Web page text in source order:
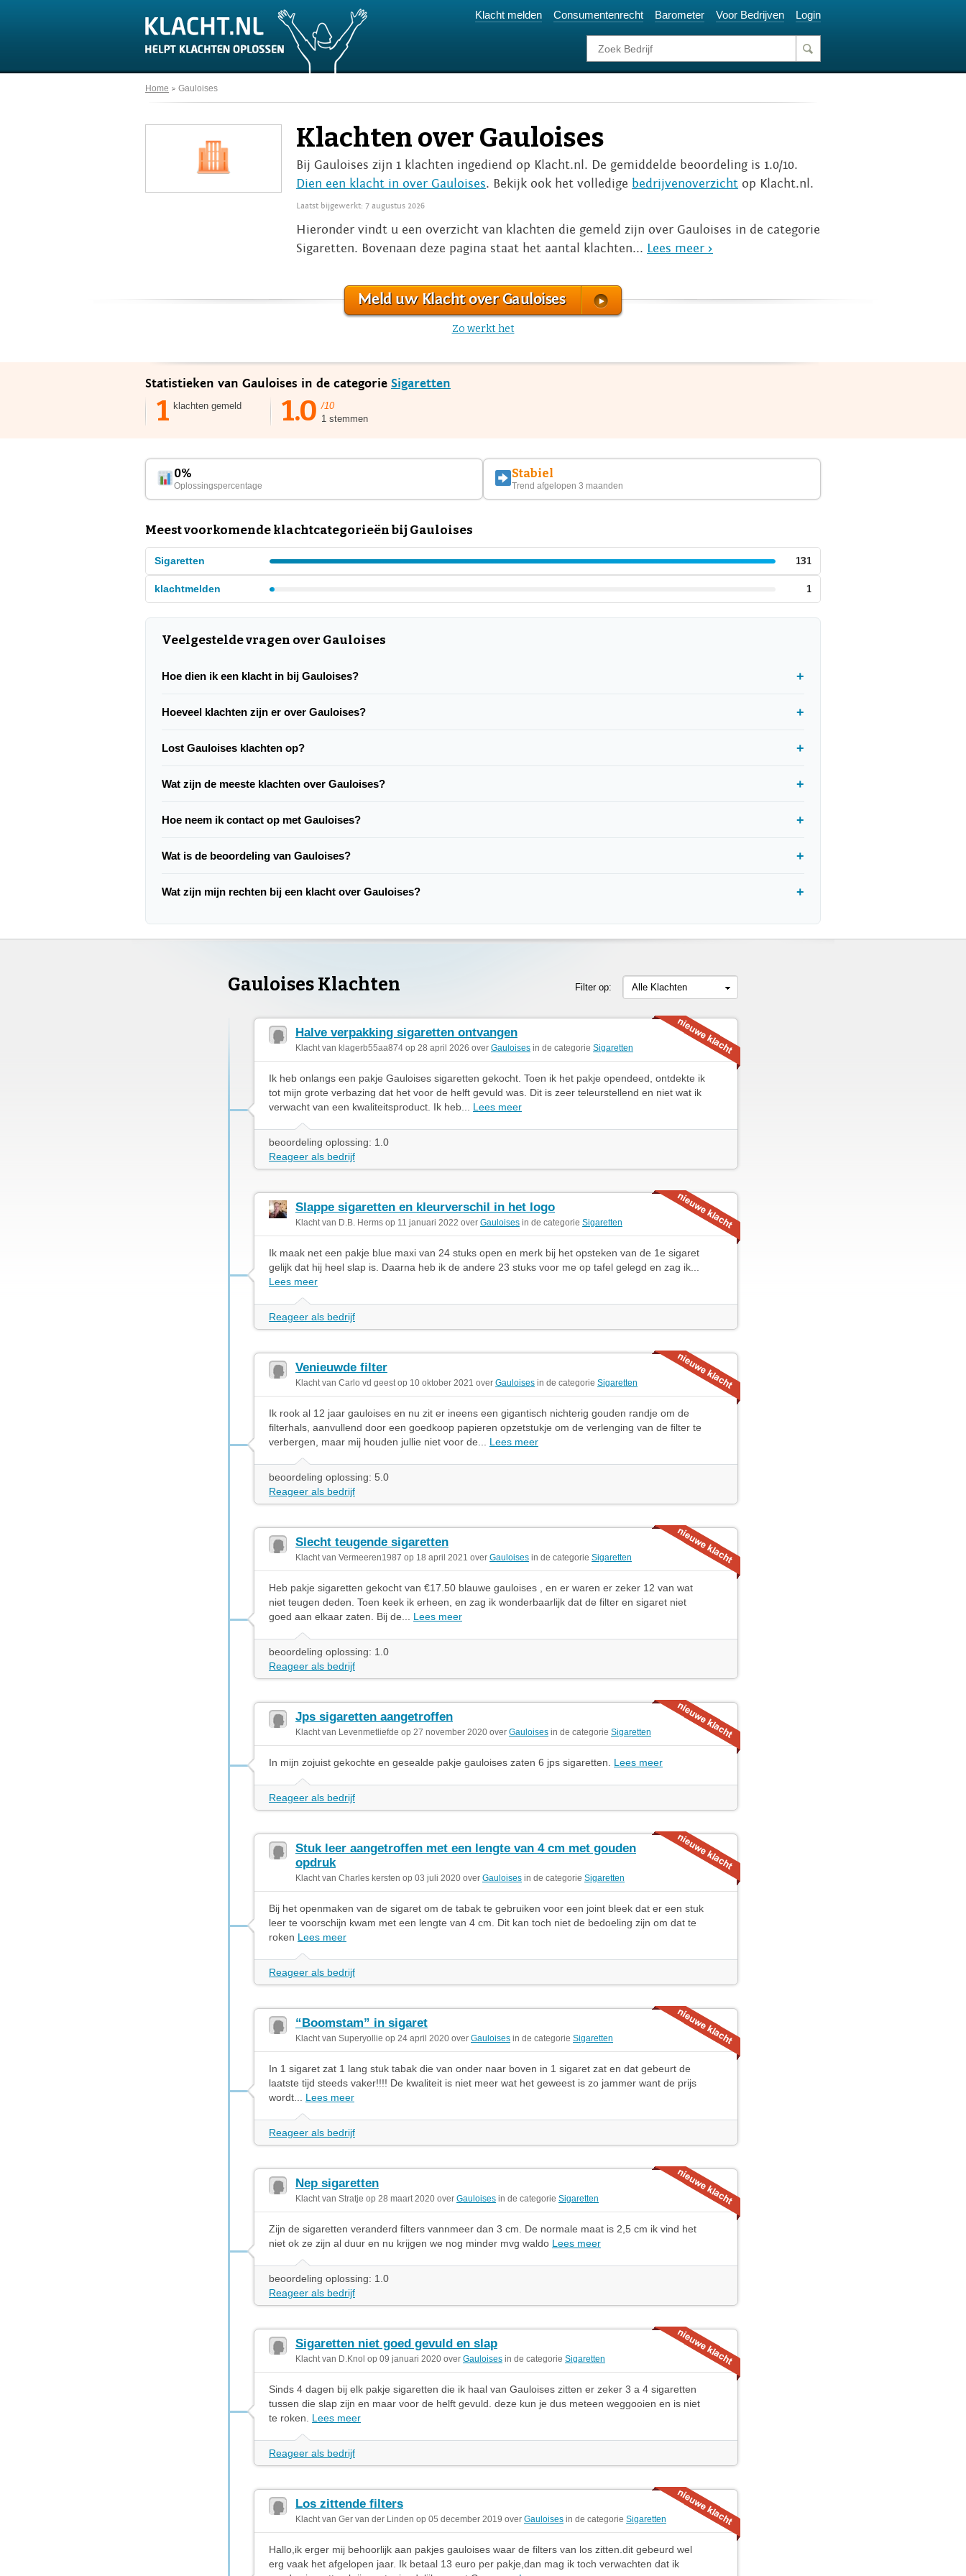
Klacht melden Consumentenrecht Barometer Voor Bedrijven Login
Home Gauloises
Klachten over Gauloises
Bij Gauloises zijn 1 klachten ingediend op Klacht.nl. De gemiddelde beoordeling is 1.0/10.
Dien een klacht in over Gauloises. Bekijk ook het volledige bedrijvenoverzicht op Klacht.nl.
Laatst bijgewerkt: 7 augustus 2026
Hieronder vindt u een overzicht van klachten die gemeld zijn over Gauloises in de categorie
Sigaretten. Bovenaan deze pagina staat het aantal klachten... Lees meer >
Meld uw Klacht over Gauloises
Zo werkt het
Statistieken van Gauloises in de categorie Sigaretten
1 klachten gemeld 1.0 /10
1 stemmen
0%
Oplossingspercentage
Stabiel
Trend afgelopen 3 maanden
Meest voorkomende klachtcategorieën bij Gauloises
Sigaretten 131
klachtmelden 1
Veelgestelde vragen over Gauloises
Hoe dien ik een klacht in bij Gauloises?
Hoeveel klachten zijn er over Gauloises?
Lost Gauloises klachten op?
Wat zijn de meeste klachten over Gauloises?
Hoe neem ik contact op met Gauloises?
Wat is de beoordeling van Gauloises?
Wat zijn mijn rechten bij een klacht over Gauloises?
Gauloises Klachten Filter op: Alle Klachten
Halve verpakking sigaretten ontvangen
Klacht van klagerb55aa874 op 28 april 2026 over Gauloises in de categorie Sigaretten
Ik heb onlangs een pakje Gauloises sigaretten gekocht. Toen ik het pakje opendeed, ontdekte ik
tot mijn grote verbazing dat het voor de helft gevuld was. Dit is zeer teleurstellend en niet wat ik
verwacht van een kwaliteitsproduct. Ik heb... Lees meer
beoordeling oplossing: 1.0
Reageer als bedrijf
Slappe sigaretten en kleurverschil in het logo
Klacht van D.B. Herms op 11 januari 2022 over Gauloises in de categorie Sigaretten
Ik maak net een pakje blue maxi van 24 stuks open en merk bij het opsteken van de 1e sigaret
gelijk dat hij heel slap is. Daarna heb ik de andere 23 stuks voor me op tafel gelegd en zag ik...
Lees meer
Reageer als bedrijf
Venieuwde filter
Klacht van Carlo vd geest op 10 oktober 2021 over Gauloises in de categorie Sigaretten
Ik rook al 12 jaar gauloises en nu zit er ineens een gigantisch nichterig gouden randje om de
filterhals, aanvullend door een goedkoop papieren opzetstukje om de verlenging van de filter te
verbergen, maar mij houden jullie niet voor de... Lees meer
beoordeling oplossing: 5.0
Reageer als bedrijf
Slecht teugende sigaretten
Klacht van Vermeeren1987 op 18 april 2021 over Gauloises in de categorie Sigaretten
Heb pakje sigaretten gekocht van €17.50 blauwe gauloises , en er waren er zeker 12 van wat
niet teugen deden. Toen keek ik erheen, en zag ik wonderbaarlijk dat de filter en sigaret niet
goed aan elkaar zaten. Bij de... Lees meer
beoordeling oplossing: 1.0
Reageer als bedrijf
Jps sigaretten aangetroffen
Klacht van Levenmetliefde op 27 november 2020 over Gauloises in de categorie Sigaretten
In mijn zojuist gekochte en gesealde pakje gauloises zaten 6 jps sigaretten. Lees meer
Reageer als bedrijf
Stuk leer aangetroffen met een lengte van 4 cm met gouden
opdruk
Klacht van Charles kersten op 03 juli 2020 over Gauloises in de categorie Sigaretten
Bij het openmaken van de sigaret om de tabak te gebruiken voor een joint bleek dat er een stuk
leer te voorschijn kwam met een lengte van 4 cm. Dit kan toch niet de bedoeling zijn om dat te
roken Lees meer
Reageer als bedrijf
“Boomstam” in sigaret
Klacht van Superyollie op 24 april 2020 over Gauloises in de categorie Sigaretten
In 1 sigaret zat 1 lang stuk tabak die van onder naar boven in 1 sigaret zat en dat gebeurt de
laatste tijd steeds vaker!!!! De kwaliteit is niet meer wat het geweest is zo jammer want de prijs
wordt... Lees meer
Reageer als bedrijf
Nep sigaretten
Klacht van Stratje op 28 maart 2020 over Gauloises in de categorie Sigaretten
Zijn de sigaretten veranderd filters vannmeer dan 3 cm. De normale maat is 2,5 cm ik vind het
niet ok ze zijn al duur en nu krijgen we nog minder mvg waldo Lees meer
beoordeling oplossing: 1.0
Reageer als bedrijf
Sigaretten niet goed gevuld en slap
Klacht van D.Knol op 09 januari 2020 over Gauloises in de categorie Sigaretten
Sinds 4 dagen bij elk pakje sigaretten die ik haal van Gauloises zitten er zeker 3 a 4 sigaretten
tussen die slap zijn en maar voor de helft gevuld. deze kun je dus meteen weggooien en is niet
te roken. Lees meer
Reageer als bedrijf
Los zittende filters
Klacht van Ger van der Linden op 05 december 2019 over Gauloises in de categorie Sigaretten
Hallo,ik erger mij behoorlijk aan pakjes gauloises waar de filters van los zitten.dit gebeurd wel
erg vaak het afgelopen jaar. Ik betaal 13 euro per pakje,dan mag ik toch verwachten dat ik